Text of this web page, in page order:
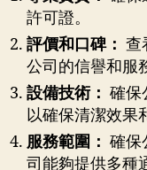
許可證。
評價和口碑： 查
公司的信譽和服
設備技術： 確保
以確保清潔效果
服務範圍： 確保
司能夠提供多種